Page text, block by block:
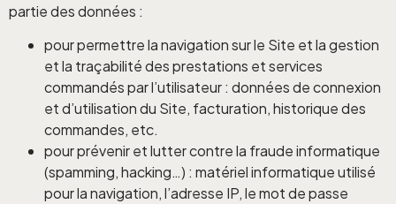
partie des données :
pour permettre la navigation sur le Site et la gestion
et la traçabilité des prestations et services
commandés par l’utilisateur : données de connexion
et d’utilisation du Site, facturation, historique des
commandes, etc.
pour prévenir et lutter contre la fraude informatique
(spamming, hacking…) : matériel informatique utilisé
pour la navigation, l’adresse IP, le mot de passe